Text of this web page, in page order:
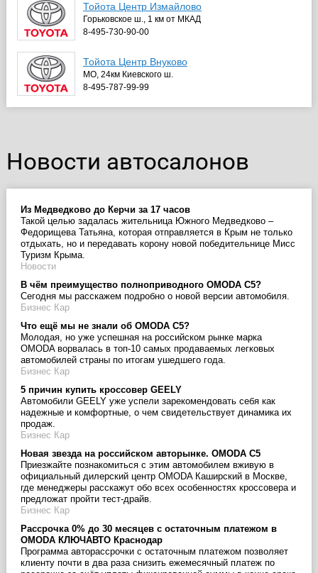
Тойота Центр Измайлово
Горьковское ш., 1 км от МКАД
8-495-730-90-00
Тойота Центр Внуково
МО, 24км Киевского ш.
8-495-787-99-99
Новости автосалонов
Из Медведково до Керчи за 17 часов
Такой целью задалась жительница Южного Медведково –
Федорищева Татьяна, которая отправляется в Крым не только
отдыхать, но и передавать корону новой победительнице Мисс
Туризм Крыма.
Новости
В чём преимущество полноприводного OMODA С5?
Сегодня мы расскажем подробно о новой версии автомобиля.
Бизнес Кар
Что ещё мы не знали об OMODA C5?
Молодая, но уже успешная на российском рынке марка
OMODA ворвалась в топ-10 самых продаваемых легковых
автомобилей страны по итогам ушедшего года.
Бизнес Кар
5 причин купить кроссовер GEELY
Автомобили GEELY уже успели зарекомендовать себя как
надежные и комфортные, о чем свидетельствует динамика их
продаж.
Бизнес Кар
Новая звезда на российском авторынке. OMODA C5
Приезжайте познакомиться с этим автомобилем вживую в
официальный дилерский центр OMODA Каширский в Москве,
где менеджеры расскажут обо всех особенностях кроссовера и
предложат пройти тест-драйв.
Бизнес Кар
Рассрочка 0% до 30 месяцев с остаточным платежом в
OMODA КЛЮЧАВТО Краснодар
Программа авторассрочки с остаточным платежом позволяет
клиенту почти в два раза снизить ежемесячный платеж по